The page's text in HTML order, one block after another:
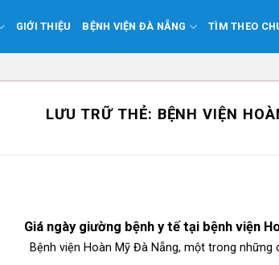
GIỚI THIỆU BỆNH VIỆN ĐÀ NẴNG TÌM THEO
LƯU TRỮ THẺ: BỆNH VIỆN
Giá ngày giường bệnh y tế tại bệnh viện
Bệnh viện Hoàn Mỹ Đà Nẵng, một trong những